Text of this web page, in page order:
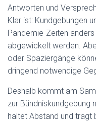
Antworten und
Klar ist: Kundgebungen
Pandemie-Zeiten
abgewickelt werden.
oder Spaziergänge
dringend notwendige
Deshalb kommt am
zur Bündniskundgebung
haltet Abstand und tragt